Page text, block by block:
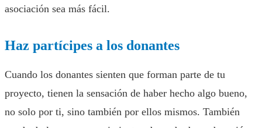
asociación sea más fácil.
Haz partícipes a los donantes
Cuando los donantes sienten que forman parte de tu
proyecto, tienen la sensación de haber hecho algo bueno,
no solo por ti, sino también por ellos mismos. También